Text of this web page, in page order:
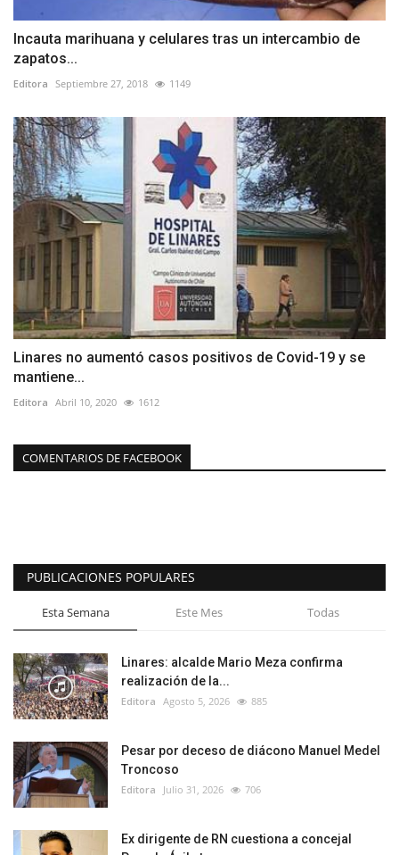
Incauta marihuana y celulares tras un intercambio de
zapatos...
Editora Septiembre 27, 2018 1149
Linares no aumentó casos positivos de Covid-19 y se
mantiene...
Editora Abril 10, 2020 1612
COMENTARIOS DE FACEBOOK
PUBLICACIONES POPULARES
Esta Semana Este Mes Todas
Linares: alcalde Mario Meza confirma
realización de la...
Editora Agosto 5, 2026 885
Pesar por deceso de diácono Manuel Medel
Troncoso
Editora Julio 31, 2026 706
Ex dirigente de RN cuestiona a concejal